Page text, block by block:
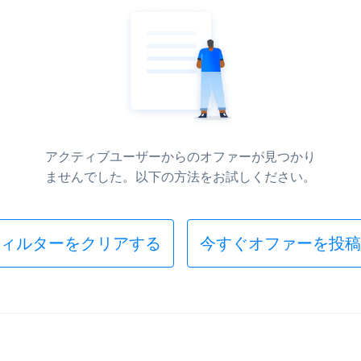
アクティブユーザーからのオファーが見つかり
ませんでした。以下の方法をお試しください。
ルターをクリアする 今すぐオファーを投